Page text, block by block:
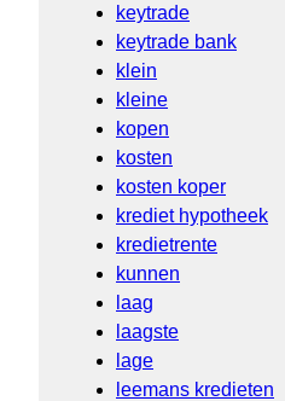
keytrade
keytrade bank
klein
kleine
kopen
kosten
kosten koper
krediet hypotheek
kredietrente
kunnen
laag
laagste
lage
leemans kredieten